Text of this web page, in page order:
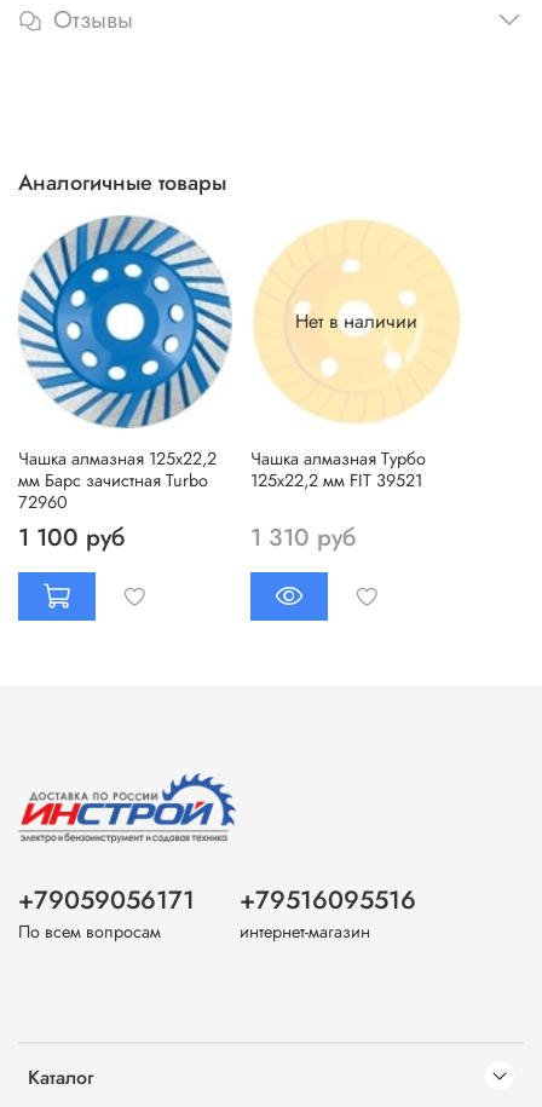
Отзывы
Аналогичные товары
Чашка алмазная 125х22,2
мм Барс зачистная Turbo
72960
1 100 руб
Нет в наличии
Чашка алмазная Турбо
125х22,2 мм FIT 39521
1 310 руб
Каталог
+79059056171
По всем вопросам
+79516095516
интернет-магазин